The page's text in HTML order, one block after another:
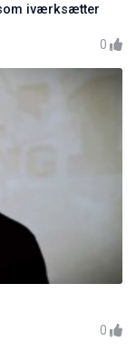
iværksætter
0
0